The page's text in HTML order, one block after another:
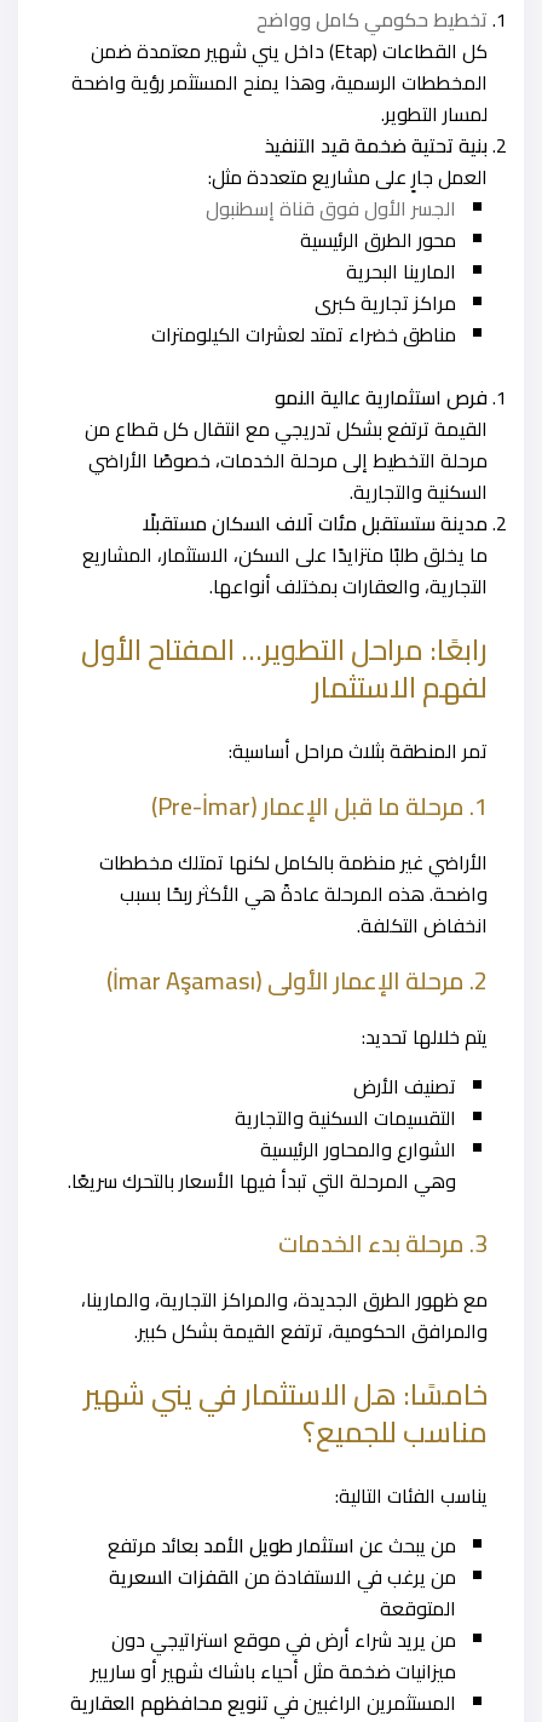
تخطيط حكومي كامل وواضح
كل القطاعات (Etap) داخل يني شهير معتمدة ضمن
المخططات الرسمية، وهذا يمنح المستثمر رؤية واضحة
لمسار التطوير.
بنية تحتية ضخمة قيد التنفيذ
العمل جارٍ على مشاريع متعددة مثل:
الجسر الأول فوق قناة إسطنبول
محور الطرق الرئيسية
المارينا البحرية
مراكز تجارية كبرى
مناطق خضراء تمتد لعشرات الكيلومترات
فرص استثمارية عالية النمو
القيمة ترتفع بشكل تدريجي مع انتقال كل قطاع من
مرحلة التخطيط إلى مرحلة الخدمات، خصوصًا الأراضي
السكنية والتجارية.
مدينة ستستقبل مئات آلاف السكان مستقبلًا
ما يخلق طلبًا متزايدًا على السكن، الاستثمار، المشاريع
التجارية، والعقارات بمختلف أنواعها.
رابعًا: مراحل التطوير… المفتاح الأول
لفهم الاستثمار
تمر المنطقة بثلاث مراحل أساسية:
1. مرحلة ما قبل الإعمار (Pre-İmar)
الأراضي غير منظمة بالكامل لكنها تمتلك مخططات
واضحة. هذه المرحلة عادةً هي الأكثر ربحًا بسبب
انخفاض التكلفة.
2. مرحلة الإعمار الأولى (İmar Aşaması)
يتم خلالها تحديد:
تصنيف الأرض
التقسيمات السكنية والتجارية
الشوارع والمحاور الرئيسية
وهي المرحلة التي تبدأ فيها الأسعار بالتحرك سريعًا.
3. مرحلة بدء الخدمات
مع ظهور الطرق الجديدة، والمراكز التجارية، والمارينا،
والمرافق الحكومية، ترتفع القيمة بشكل كبير.
خامسًا: هل الاستثمار في يني شهير
مناسب للجميع؟
يناسب الفئات التالية:
من يبحث عناستثمار طويل الأمد بعائد مرتفع
من يرغب في الاستفادة منالقفزات السعرية
المتوقعة
من يريد شراء أرض في موقع استراتيجي دون
ميزانيات ضخمة مثل أحياء باشاك شهير أو ساريير
المستثمرين الراغبين فيتنويع محافظهم العقارية